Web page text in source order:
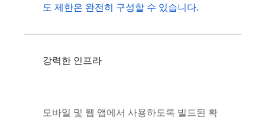
도 제한은 완전히 구성할 수 있습니다.
강력한 인프라
모바일 및 웹 앱에서 사용하도록 빌드된 확